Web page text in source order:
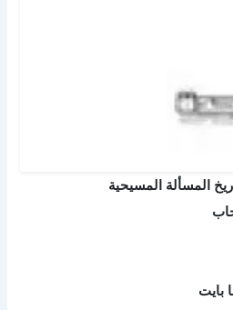
المسألة المسيحية